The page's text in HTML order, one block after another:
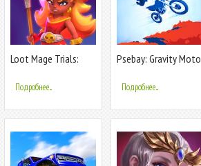
Loot Mage Trials:
Подробнее...
Psebay: Gravity Moto
Подробнее...